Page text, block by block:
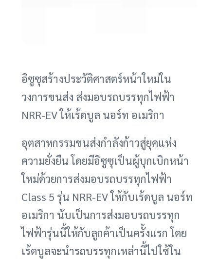
อิซูซุสร้างประวัติศาสตร์หน้าใหม่ใน
วงการขนส่ง ส่งมอบรถบรรทุกไฟฟ้า
NRR-EV ให้เร้ดบูล นอร์ท อเมริกา
อุตสาหกรรมขนส่งกำลังก้าวสู่ยุคแห่ง
ความยั่งยืน โดยมีอิซูซุเป็นผู้บุกเบิกหน้า
ใหม่ด้วยการส่งมอบรถบรรทุกไฟฟ้า
Class 5 รุ่น NRR-EV ให้กับเร้ดบูล นอร์ท
อเมริกา นับเป็นการส่งมอบรถบรรทุก
ไฟฟ้ารุ่นนี้ให้กับลูกค้าเป็นครั้งแรก โดย
เร้ดบูลจะนำรถบรรทุกเหล่านี้ไปใช้ใน